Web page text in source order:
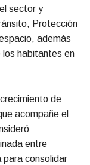
sector y
Protección
además
los habitantes en
de
acompañe el
entre
para consolidar